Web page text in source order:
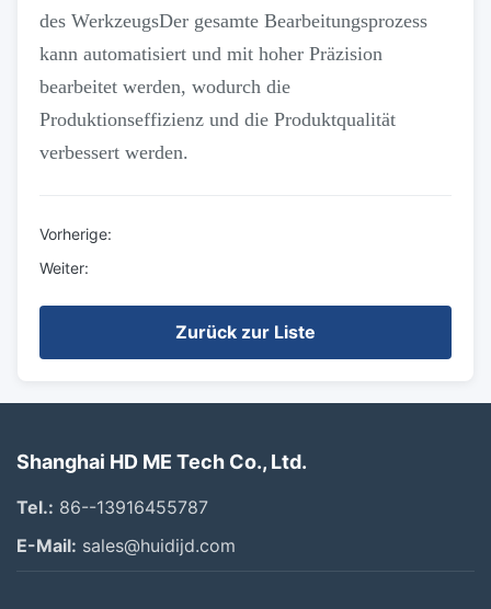
des WerkzeugsDer gesamte Bearbeitungsprozess
kann automatisiert und mit hoher Präzision
bearbeitet werden, wodurch die
Produktionseffizienz und die Produktqualität
verbessert werden.
Vorherige:
Weiter:
Zurück zur Liste
Shanghai HD ME Tech Co., Ltd.
Tel.: 86--13916455787
E-Mail: sales@huidijd.com